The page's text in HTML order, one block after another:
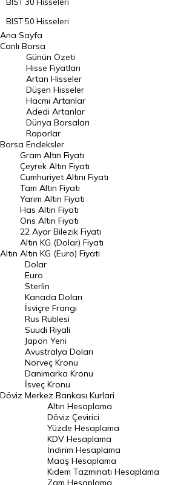
BIST 30 Hisseleri
BIST 50 Hisseleri
BIST 100 Hisseleri
En Çok Artan Hisseler
En Çok Düşen Hisseler
Hacmi Artanlar
Geçmiş Kapanışlar
Dünya Borsaları
Raporlar
Endeksler
DÖVİZ
Döviz Kuru
Dolar Kuru
Euro Kuru
Pound Kuru
Frank Kuru
Riyal Kuru
Avustralya Doları
Danimarka Kronu Kuru
Kanada Doları Kuru
Norveç Kronu Kuru
İsveç Kronu Kuru
Japon Yeni Kuru
Serbest Piyasa Döviz Kurları
Merkez Bankası Döviz Kurları
Ana Sayfa
Canlı Borsa
Borsa
Günün Özeti
Hisse Fiyatları
Artan Hisseler
Düşen Hisseler
Hacmi Artanlar
Adedi Artanlar
Dünya Borsaları
Raporlar
Endeksler
Altın
Gram Altın Fiyatı
Çeyrek Altın Fiyatı
Cumhuriyet Altını Fiyatı
Tam Altın Fiyatı
Yarım Altın Fiyatı
Has Altın Fiyatı
Ons Altın Fiyatı
22 Ayar Bilezik Fiyatı
Altın KG (Dolar) Fiyatı
Altın KG (Euro) Fiyatı
Döviz
Dolar
Euro
Sterlin
Kanada Doları
İsviçre Frangı
Rus Rublesi
Suudi Riyali
Japon Yeni
Avustralya Doları
Norveç Kronu
Danimarka Kronu
İsveç Kronu
Merkez Bankası Kurlari
Altın Hesaplama
Döviz Çevirici
Yüzde Hesaplama
KDV Hesaplama
İndirim Hesaplama
Maaş Hesaplama
Kıdem Tazminatı Hesaplama
Zam Hesaplama